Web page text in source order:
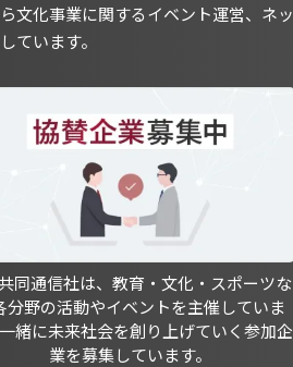
文化事業に関するイベント運営、ネッ
ています。
同通信社は、教育・文化・スポーツな
分野の活動やイベントを主催していま
緒に未来社会を創り上げていく参加企
業を募集しています。